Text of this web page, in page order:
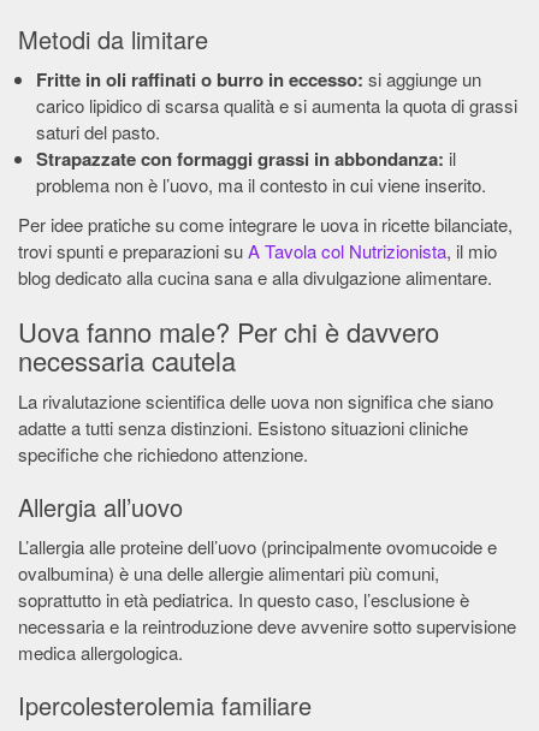
Metodi da limitare
Fritte in oli raffinati o burro in eccesso: si aggiunge un
carico lipidico di scarsa qualità e si aumenta la quota di grassi
saturi del pasto.
Strapazzate con formaggi grassi in abbondanza: il
problema non è l’uovo, ma il contesto in cui viene inserito.
Per idee pratiche su come integrare le uova in ricette bilanciate,
trovi spunti e preparazioni suA Tavola col Nutrizionista, il mio
blog dedicato alla cucina sana e alla divulgazione alimentare.
Uova fanno male? Per chi è davvero
necessaria cautela
La rivalutazione scientifica delle uova non significa che siano
adatte a tutti senza distinzioni. Esistono situazioni cliniche
specifiche che richiedono attenzione.
Allergia all’uovo
L’allergia alle proteine dell’uovo (principalmente ovomucoide e
ovalbumina) è una delle allergie alimentari più comuni,
soprattutto in età pediatrica. In questo caso, l’esclusione è
necessaria e la reintroduzione deve avvenire sotto supervisione
medica allergologica.
Ipercolesterolemia familiare